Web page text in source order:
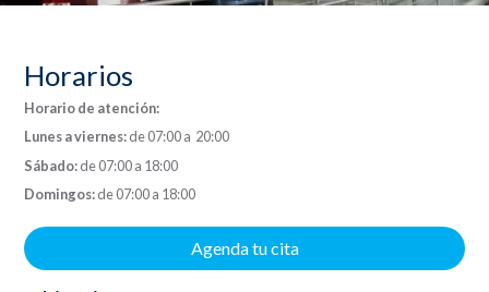
Horarios
Horario de atención:
Lunes a viernes:de 07:00 a 20:00
Sábado:de 07:00 a 18:00
Domingos:de 07:00 a 18:00
Agenda tu cita